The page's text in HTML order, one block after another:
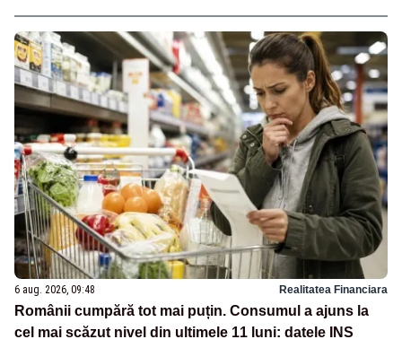
6 aug. 2026, 09:48 Realitatea Financiara
Românii cumpără tot mai puțin. Consumul a ajuns la
cel mai scăzut nivel din ultimele 11 luni: datele INS